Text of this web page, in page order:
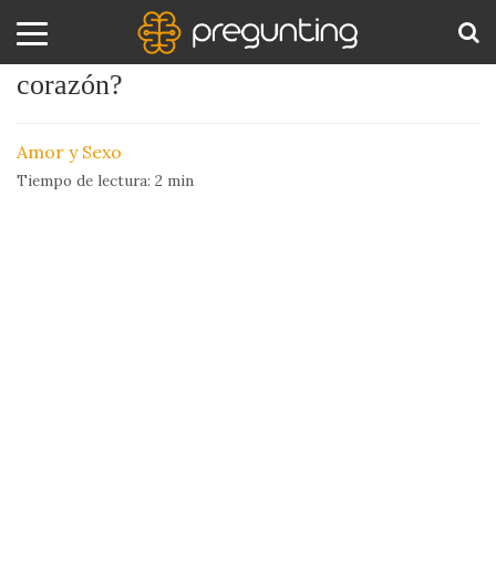
Amor
Sexo
¿Por qué sentimos que nos parten el
corazón?
Amor y Sexo
Tiempo de lectura: 2 min